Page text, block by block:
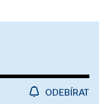
ODEBÍRAT